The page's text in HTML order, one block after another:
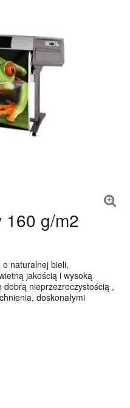
160 g/m2
o naturalnej bieli,
jakością i wysoką
nieprzezroczystością ,
doskonałymi